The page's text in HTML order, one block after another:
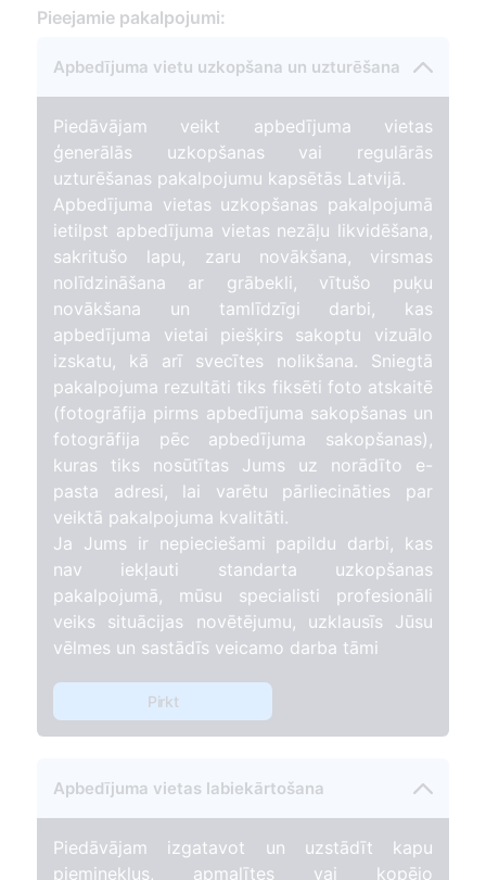
Pieejamie pakalpojumi:
Apbedījuma vietu uzkopšana un uzturēšana
Piedāvājam veikt apbedījuma vietas
ģenerālās uzkopšanas vai regulārās
uzturēšanas pakalpojumu kapsētās Latvijā.
Apbedījuma vietas uzkopšanas pakalpojumā
ietilpst apbedījuma vietas nezāļu likvidēšana,
sakritušo lapu, zaru novākšana, virsmas
nolīdzināšana ar grābekli, vītušo puķu
novākšana un tamlīdzīgi darbi, kas
apbedījuma vietai piešķirs sakoptu vizuālo
izskatu, kā arī svecītes nolikšana. Sniegtā
pakalpojuma rezultāti tiks fiksēti foto atskaitē
(fotogrāfija pirms apbedījuma sakopšanas un
fotogrāfija pēc apbedījuma sakopšanas),
kuras tiks nosūtītas Jums uz norādīto e-
pasta adresi, lai varētu pārliecināties par
veiktā pakalpojuma kvalitāti.
Ja Jums ir nepieciešami papildu darbi, kas
nav iekļauti standarta uzkopšanas
pakalpojumā, mūsu specialisti profesionāli
veiks situācijas novētējumu, uzklausīs Jūsu
vēlmes un sastādīs veicamo darba tāmi
Pirkt
Apbedījuma vietas labiekārtošana
Piedāvājam izgatavot un uzstādīt kapu
pieminekļus, apmalītes vai kopējo